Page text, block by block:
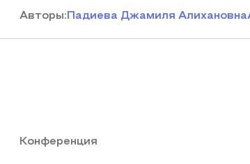
Авторы: Падиева Джамиля Алихановна
Конференция